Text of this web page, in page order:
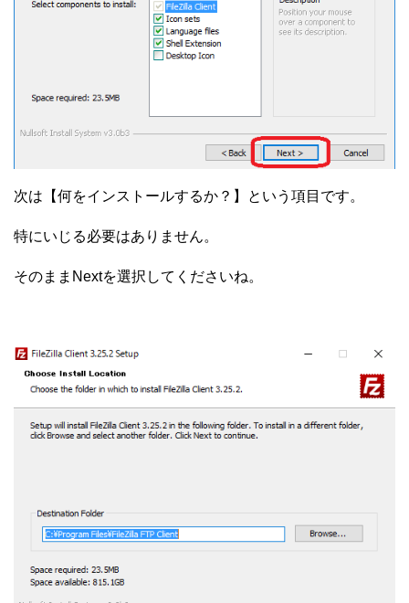
次は【何をインストールするか？】という項目です。
特にいじる必要はありません。
そのままNextを選択してくださいね。